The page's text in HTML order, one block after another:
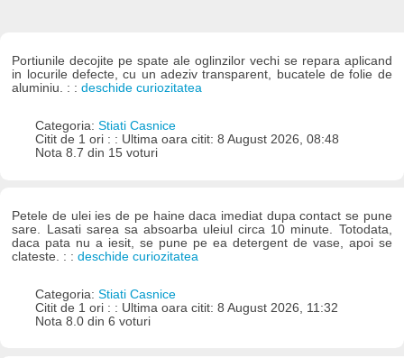
Portiunile decojite pe spate ale oglinzilor vechi se repara aplicand
in locurile defecte, cu un adeziv transparent, bucatele de folie de
aluminiu. : :deschide curiozitatea
Categoria: Stiati Casnice
Citit de 1 ori : : Ultima oara citit: 8 August 2026, 08:48
Nota 8.7 din 15 voturi
Petele de ulei ies de pe haine daca imediat dupa contact se pune
sare. Lasati sarea sa absoarba uleiul circa 10 minute. Totodata,
daca pata nu a iesit, se pune pe ea detergent de vase, apoi se
clateste. : :deschide curiozitatea
Categoria: Stiati Casnice
Citit de 1 ori : : Ultima oara citit: 8 August 2026, 11:32
Nota 8.0 din 6 voturi